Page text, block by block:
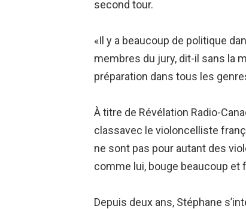
second tour.
«Il y a beaucoup de politique
membres du jury, dit-il sans la
préparation dans tous les
À titre de Révélation Radio-
classavec le violoncelliste
ne sont pas pour autant des
comme lui, bouge beaucoup et
Depuis deux ans, Stéphane